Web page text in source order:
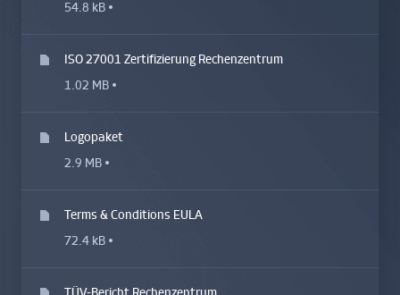
54.8 kB
ISO 27001 Zertifizierung Rechenzentrum
1.02 MB
Logopaket
2.9 MB
Terms & Conditions EULA
72.4 kB